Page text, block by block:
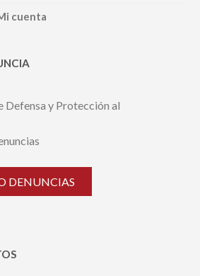
cuenta
Defensa y Protección al
DENUNCIAS